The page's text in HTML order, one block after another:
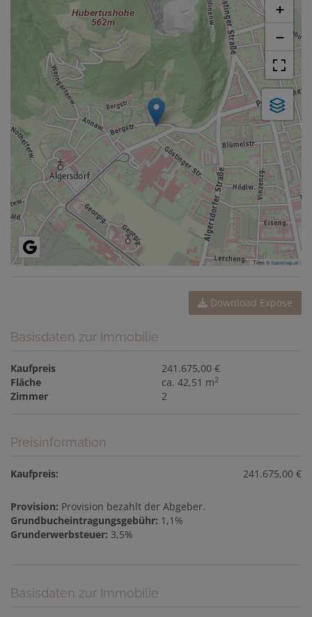
+
−
Tiles ©basemap.at
Download Expose
Basisdaten zur Immobilie
Kaufpreis
241.675,00 €
Fläche
ca. 42,51 m2
Zimmer 2
Preisinformation
Kaufpreis: 241.675,00 €
Provision: Provision bezahlt der Abgeber.
Grundbucheintragungsgebühr: 1,1%
Grunderwerbsteuer: 3,5%
Basisdaten zur Immobilie